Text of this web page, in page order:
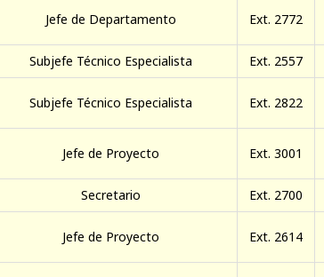
Jefe de Departamento Ext. 2772
Subjefe Técnico Especialista Ext. 2557
Subjefe Técnico Especialista Ext. 2822
Jefe de Proyecto Ext. 3001
Secretario Ext. 2700
Jefe de Proyecto Ext. 2614